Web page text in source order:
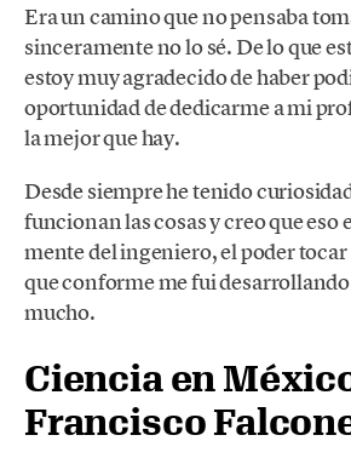
Era un camino que no pensaba
sinceramente no lo sé. De lo que
estoy muy agradecido de haber
oportunidad de dedicarme a mi
la mejor que hay.
Desde siempre he tenido
funcionan las cosas y creo que eso
mente del ingeniero, el poder
que conforme me fui
mucho.
Ciencia en
Francisco